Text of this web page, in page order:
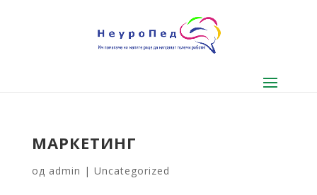
МАРКЕТИНГ
од admin | Uncategorized